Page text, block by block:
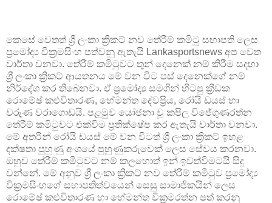
කෙසේ වෙතත් ශ්‍රී ලංකා ක්‍රිකට් නව තේරීම් කමිටු සභාපති ලෙස
ප්‍රමෝද්‍ය වික්‍රමසිංහ පත්වනු ඇතැයි Lankasportsnews අප වෙත
වාර්තා වනවා. තේරීම් කමිටුවට තුන් දෙනෙක් නම් කිරීම සදහා
ශ්‍රී ලංකා ක්‍රිකට් ආයතනය මේ වන විට පස් දෙනෙක්ගේ නම්
නිර්දේශ කර තිබෙනවා. ඒ ප්‍රමෝද්‍ය සමගින් හිටපු ක්‍රීඩක
රොමේෂ් කළුවිතාරණ, හේමන්ත දේවප්‍රිය, රෝයි ඩයස් හා
වරුණ වරාගොඩයි. පළමුව යෝජනා වූ කපිල විජේගුණරත්න
තේරීම් කමිටුවට එක්වීම ප්‍රතික්ෂේප කර ඇතැයි වාර්තා වනවා.
මේ අතරින් රෝයි ඩයස් මේ වන විටත් ශ්‍රී ලංකා ක්‍රිකට් ඉහළ
දක්ෂතා පුහුණු අංශයේ පුහුණුකරුවෙක් ලෙස සේවය කරනවා.
ඔහුව තේරීම් කමිටුවට නම් කලහොත් ඉන් ඉවත්විමටයි සිදු
වන්නේ. මේ අනුව ශ්‍රී ලංකා ක්‍රිකට් නව තේරීම් කමිටුව ප්‍රමෝද්‍ය
වික්‍රමසිංහගේ සභාපතිත්වයෙන් සෙසු සාමාජිකයින් ලෙස
රොමේෂ් කළුවිතාරණ හා හේමන්ත වික්‍රමරත්න පත් කරනු